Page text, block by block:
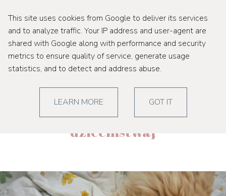
piątek, 1 czerwca 2018
{dzień dziecka, czyli o
ulubionej książce z
dzieciństwa}
This site uses cookies from Google to deliver its services
and to analyze traffic. Your IP address and user-agent are
shared with Google along with performance and security
metrics to ensure quality of service, generate usage
statistics, and to detect and address abuse.
LEARN MORE GOT IT